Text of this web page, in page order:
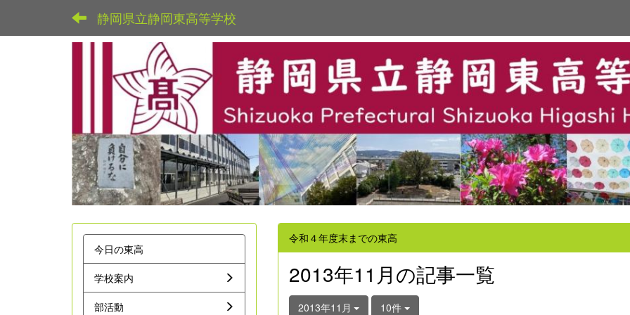
静岡県立静岡東高等学校
令和４年度末までの東高
2013年11月の記事一覧
2013年11月 10件
今日の東高
学校案内
部活動